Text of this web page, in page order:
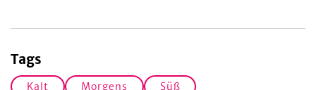
Tags
Kalt Morgens Süß